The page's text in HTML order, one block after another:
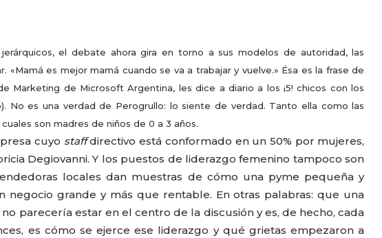
el debate ahora gira en torno a sus modelos de autoridad, las
«Mamá es mejor mamá cuando se va a trabajar y vuelve.» Ésa es la frase de
Marketing de Microsoft Argentina, les dice a diario a los ¡5! chicos con los
No es una verdad de Perogrullo: lo siente de verdad. Tanto ella como las
son madres de niños de 0 a 3 años.
cuyo staffdirectivo está conformado en un 50% por mujeres,
Degiovanni. Y los puestos de liderazgo femenino tampoco son
locales dan muestras de cómo una pyme pequeña y
negocio grande y más que rentable. En otras palabras: que una
parecería estar en el centro de la discusión y es, de hecho, cada
es cómo se ejerce ese liderazgo y qué grietas empezaron a